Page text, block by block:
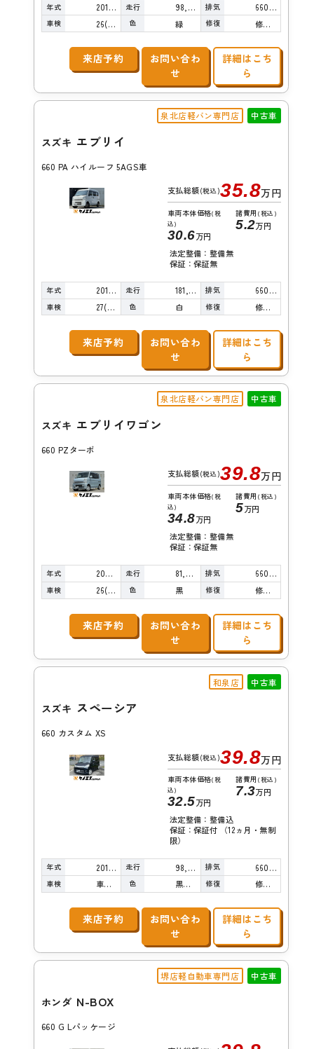
年式 2014年 走行 98,000km 排気 660cc
車検 26(R8)/10 色 緑 修復 修復歴無し
来店予約
お問い合わ
せ
詳細はこち
ら
泉北店軽バン専門店 中古車
スズキ エブリイ
660 PA ハイルーフ 5AGS車
支払総額(税込)35.8万円
車両本体価格(税
込)
30.6万円
諸費用 (税込)
5.2万円
法定整備：整備無
保証：保証無
年式 2015年 走行 181,000km 排気 660cc
車検 27(R9)/04 色 白 修復 修復歴無し
来店予約
お問い合わ
せ
詳細はこち
ら
泉北店軽バン専門店 中古車
スズキ エブリイワゴン
660 PZターボ
支払総額(税込)39.8万円
車両本体価格(税
込)
34.8万円
諸費用 (税込)
5万円
法定整備：整備無
保証：保証無
年式 2007年 走行 81,000km 排気 660cc
車検 26(R8)/12 色 黒 修復 修復歴無し
来店予約
お問い合わ
せ
詳細はこち
ら
和泉店 中古車
スズキ スペーシア
660 カスタム XS
支払総額(税込)39.8万円
車両本体価格(税
込)
32.5万円
諸費用 (税込)
7.3万円
法定整備：整備込
保証：保証付 （12ヵ月・無制
限）
年式 2015年 走行 98,000km 排気 660cc
車検 車検整備付 色 黒真珠 修復 修復歴無し
来店予約
お問い合わ
せ
詳細はこち
ら
堺店軽自動車専門店 中古車
ホンダ N-BOX
660 G Lパッケージ